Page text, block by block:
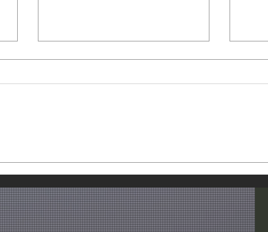
㈜이노온,「2025 하이서울기
업 페스티벌」참가
㈜
스